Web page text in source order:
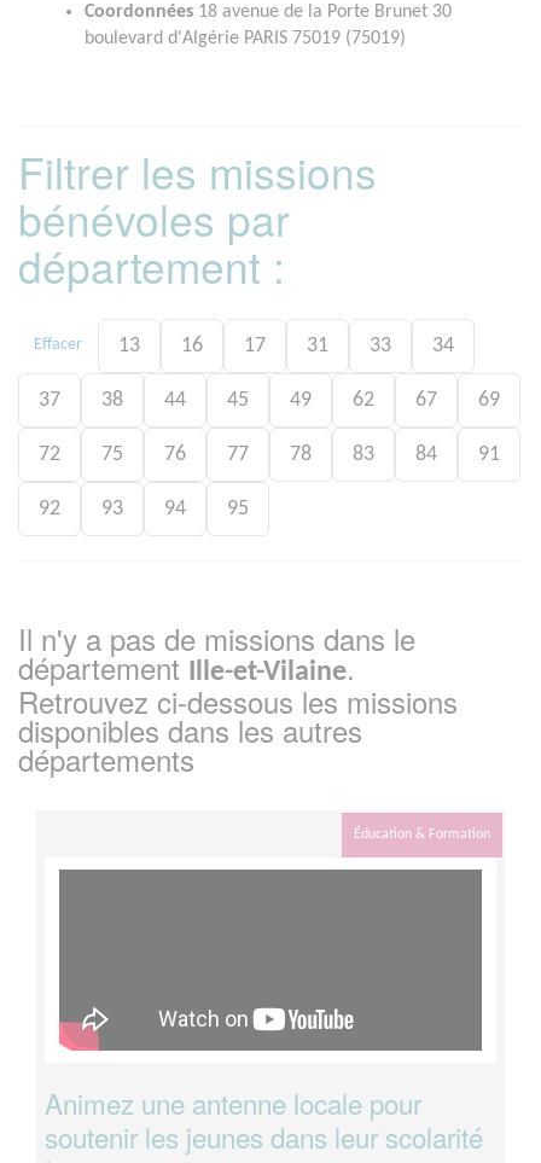
Coordonnées 18 avenue de la Porte Brunet 30
boulevard d'Algérie PARIS 75019 (75019)
Filtrer les missions
bénévoles par
département :
Effacer 13 16 17 31 33 34
37 38 44 45 49 62 67 69
72 75 76 77 78 83 84 91
92 93 94 95
Il n'y a pas de missions dans le
département Ille-et-Vilaine.
Retrouvez ci-dessous les missions
disponibles dans les autres
départements
Éducation & Formation
Animez une antenne locale pour
soutenir les jeunes dans leur scolarité